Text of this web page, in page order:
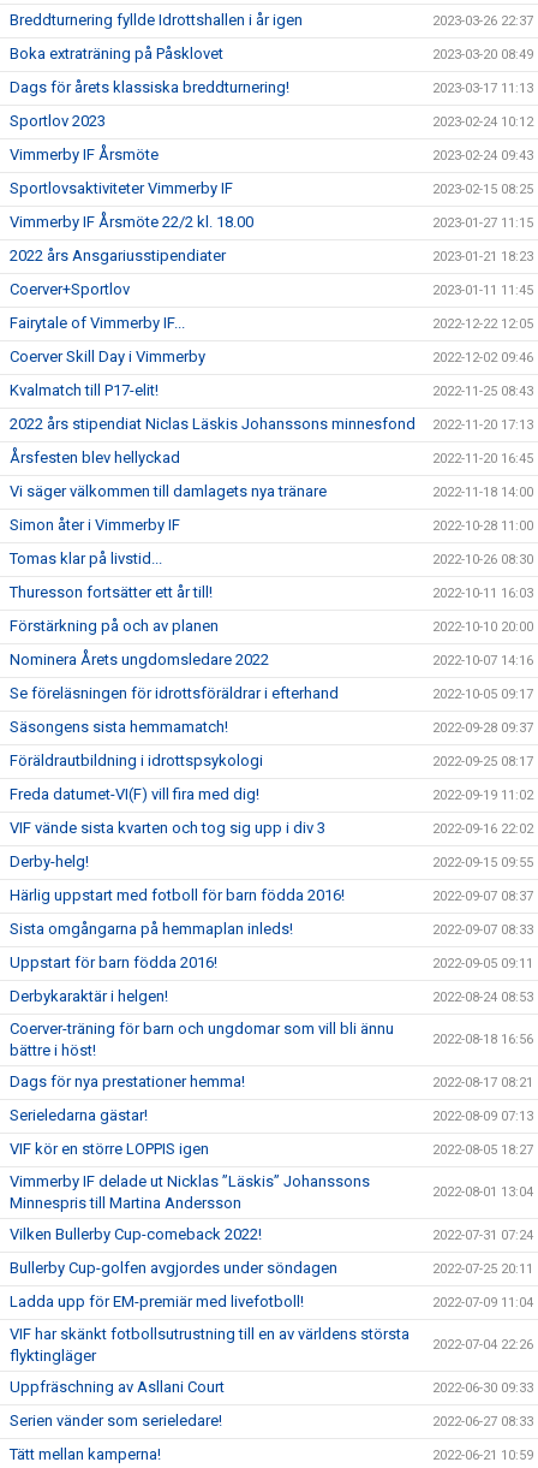
Breddturnering fyllde Idrottshallen i år igen 2023-03-26 22:37
Boka extraträning på Påsklovet 2023-03-20 08:49
Dags för årets klassiska breddturnering! 2023-03-17 11:13
Sportlov 2023 2023-02-24 10:12
Vimmerby IF Årsmöte 2023-02-24 09:43
Sportlovsaktiviteter Vimmerby IF 2023-02-15 08:25
Vimmerby IF Årsmöte 22/2 kl. 18.00 2023-01-27 11:15
2022 års Ansgariusstipendiater 2023-01-21 18:23
Coerver+Sportlov 2023-01-11 11:45
Fairytale of Vimmerby IF... 2022-12-22 12:05
Coerver Skill Day i Vimmerby 2022-12-02 09:46
Kvalmatch till P17-elit! 2022-11-25 08:43
2022 års stipendiat Niclas Läskis Johanssons minnesfond 2022-11-20 17:13
Årsfesten blev hellyckad 2022-11-20 16:45
Vi säger välkommen till damlagets nya tränare 2022-11-18 14:00
Simon åter i Vimmerby IF 2022-10-28 11:00
Tomas klar på livstid... 2022-10-26 08:30
Thuresson fortsätter ett år till! 2022-10-11 16:03
Förstärkning på och av planen 2022-10-10 20:00
Nominera Årets ungdomsledare 2022 2022-10-07 14:16
Se föreläsningen för idrottsföräldrar i efterhand 2022-10-05 09:17
Säsongens sista hemmamatch! 2022-09-28 09:37
Föräldrautbildning i idrottspsykologi 2022-09-25 08:17
Freda datumet-VI(F) vill fira med dig! 2022-09-19 11:02
VIF vände sista kvarten och tog sig upp i div 3 2022-09-16 22:02
Derby-helg! 2022-09-15 09:55
Härlig uppstart med fotboll för barn födda 2016! 2022-09-07 08:37
Sista omgångarna på hemmaplan inleds! 2022-09-07 08:33
Uppstart för barn födda 2016! 2022-09-05 09:11
Derbykaraktär i helgen! 2022-08-24 08:53
Coerver-träning för barn och ungdomar som vill bli ännu
bättre i höst!
2022-08-18 16:56
Dags för nya prestationer hemma! 2022-08-17 08:21
Serieledarna gästar! 2022-08-09 07:13
VIF kör en större LOPPIS igen 2022-08-05 18:27
Vimmerby IF delade ut Nicklas ”Läskis” Johanssons
Minnespris till Martina Andersson
2022-08-01 13:04
Vilken Bullerby Cup-comeback 2022! 2022-07-31 07:24
Bullerby Cup-golfen avgjordes under söndagen 2022-07-25 20:11
Ladda upp för EM-premiär med livefotboll! 2022-07-09 11:04
VIF har skänkt fotbollsutrustning till en av världens största
flyktingläger
2022-07-04 22:26
Uppfräschning av Asllani Court 2022-06-30 09:33
Serien vänder som serieledare! 2022-06-27 08:33
Tätt mellan kamperna! 2022-06-21 10:59